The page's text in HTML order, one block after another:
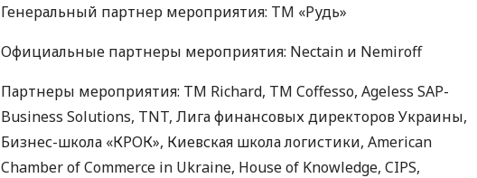
Генеральный партнер мероприятия: ТМ «Рудь»
Официальные партнеры мероприятия: Nectain и Nemiroff
Партнеры мероприятия: ТМ Richard, ТМ Coffesso, Ageless SAP-
Business Solutions, TNT, Лига финансовых директоров Украины,
Бизнес-школа «КРОК», Киевская школа логистики, American
Chamber of Commerce in Ukraine, House of Knowledge, CIPS,